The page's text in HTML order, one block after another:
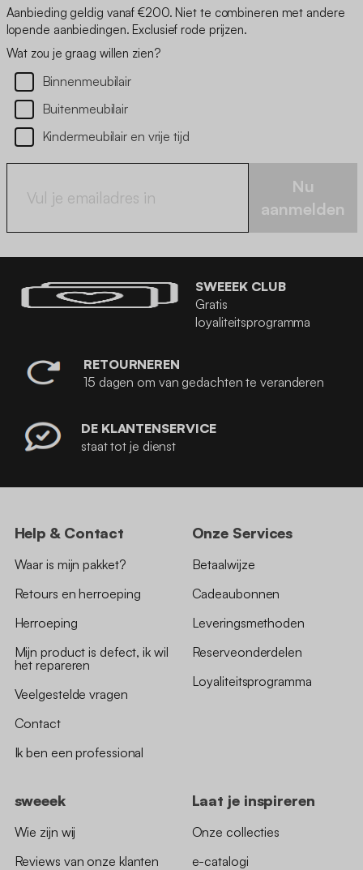
Aanbieding geldig vanaf €200. Niet te combineren met andere
lopende aanbiedingen. Exclusief rode prijzen.
Wat zou je graag willen zien?
Binnenmeubilair
Buitenmeubilair
Kindermeubilair en vrije tijd
Nu
aanmelden
SWEEEK CLUB
Gratis
loyaliteitsprogramma
RETOURNEREN
15 dagen om van gedachten te veranderen
DE KLANTENSERVICE
staat tot je dienst
Help & Contact
Waar is mijn pakket?
Retours en herroeping
Herroeping
Mijn product is defect, ik wil
het repareren
Veelgestelde vragen
Contact
Ik ben een professional
Onze Services
Betaalwijze
Cadeaubonnen
Leveringsmethoden
Reserveonderdelen
Loyaliteitsprogramma
sweeek
Wie zijn wij
Reviews van onze klanten
Laat je inspireren
Onze collecties
e-catalogi